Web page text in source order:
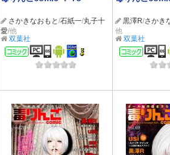
さかきなおもと /石紙一/丸子十
愛/他
双葉社
コミック
黒澤R/さかき
他
双葉社
コミッ